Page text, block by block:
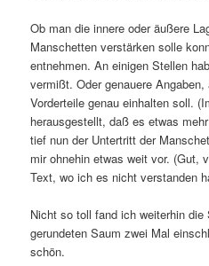
Ob man die innere oder äußere
Manschetten verstärken solle
entnehmen. An einigen Stellen
vermißt. Oder genauere
Vorderteile genau einhalten soll.
herausgestellt, daß es etwas
tief nun der Untertritt der
mir ohnehin etwas weit vor. (Gut,
Text, wo ich es nicht verstanden
Nicht so toll fand ich weiterhin
gerundeten Saum zwei Mal
schön.